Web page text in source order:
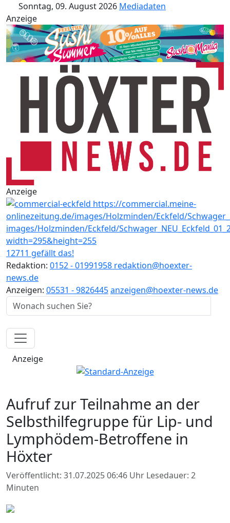
Sonntag, 09. August 2026 Mediadaten
Anzeige
Anzeige
12711 gefällt das!
Redaktion: 0152 - 01991958 redaktion@hoexter-
news.de
Anzeigen: 05531 - 9826445anzeigen@hoexter-news.de
Anzeige
Aufruf zur Teilnahme an der
Selbsthilfegruppe für Lip- und
Lymphödem-Betroffene in
Höxter
Veröffentlicht: 31.07.2025 06:46 Uhr Lesedauer: 2
Minuten